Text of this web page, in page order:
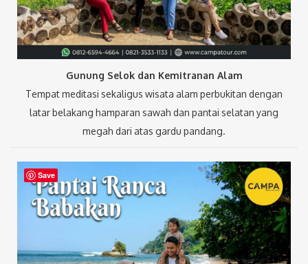
Gunung Selok dan Kemitranan Alam
Tempat meditasi sekaligus wisata alam perbukitan dengan
latar belakang hamparan sawah dan pantai selatan yang
megah dari atas gardu pandang.
Save